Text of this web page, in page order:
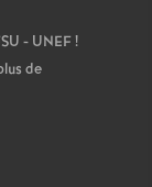
- UNEF!
de